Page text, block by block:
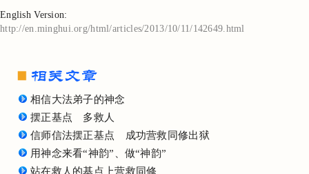
English Version:
http://en.minghui.org/html/articles/2013/10/11/142649.html
相信大法弟子的神念
摆正基点 多救人
信师信法摆正基点 成功营救同修出狱
用神念来看“神韵”、做“神韵”
站在救人的基点上营救同修